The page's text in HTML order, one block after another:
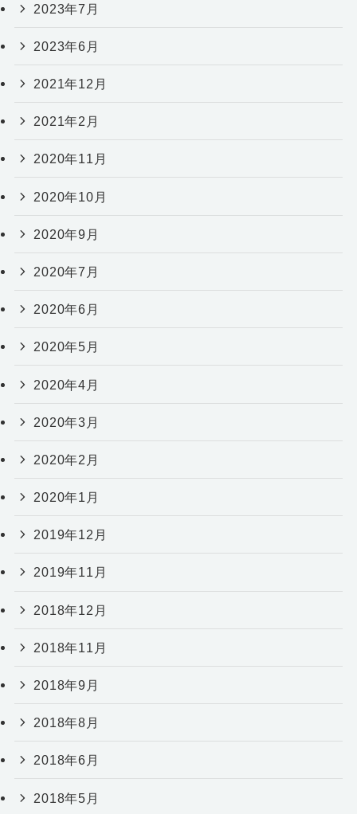
2023年7月
2023年6月
2021年12月
2021年2月
2020年11月
2020年10月
2020年9月
2020年7月
2020年6月
2020年5月
2020年4月
2020年3月
2020年2月
2020年1月
2019年12月
2019年11月
2018年12月
2018年11月
2018年9月
2018年8月
2018年6月
2018年5月